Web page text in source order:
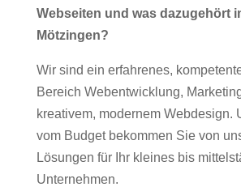
Webseiten und was dazugehört
Mötzingen?
Wir sind ein erfahrenes,
Bereich Webentwicklung,
kreativem, modernem Webdesign.
vom Budget bekommen Sie von
Lösungen für Ihr kleines bis
Unternehmen.